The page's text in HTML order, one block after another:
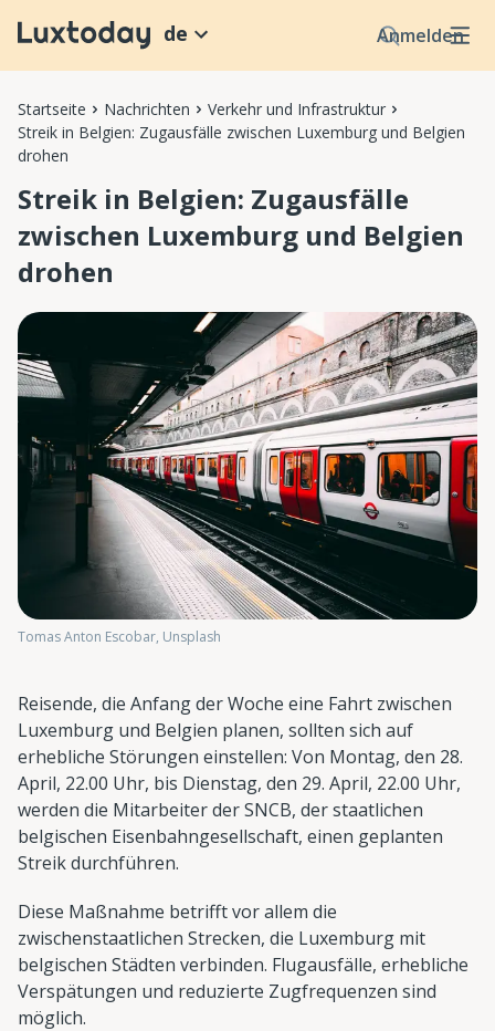
Anmelden
de
Startseite Nachrichten
Verkehr und Infrastruktur
Streik in Belgien: Zugausfälle zwischen Luxemburg und Belgien
drohen
Streik in Belgien: Zugausfälle
zwischen Luxemburg und Belgien
drohen
Tomas Anton Escobar, Unsplash
Reisende, die Anfang der Woche eine Fahrt zwischen
Luxemburg und Belgien planen, sollten sich auf
erhebliche Störungen einstellen: Von Montag, den 28.
April, 22.00 Uhr, bis Dienstag, den 29. April, 22.00 Uhr,
werden die Mitarbeiter der SNCB, der staatlichen
belgischen Eisenbahngesellschaft, einen geplanten
Streik durchführen.
Diese Maßnahme betrifft vor allem die
zwischenstaatlichen Strecken, die Luxemburg mit
belgischen Städten verbinden. Flugausfälle, erhebliche
Verspätungen und reduzierte Zugfrequenzen sind
möglich.